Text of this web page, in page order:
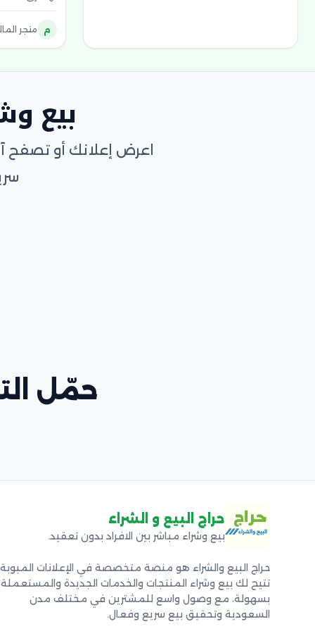
م متجر
بيع
اعرض إعلانك أو تصفح
حمّل
حراج البيع و الشراء
بيع وشراء مباشر بين الافراد بدون تعقيد.
حراج البيع والشراء هو منصة متخصصة في الإعلانات المبوبة
تتيح لك بيع وشراء المنتجات والخدمات الجديدة والمستعملة
بسهولة، مع وصول واسع للمشترين في مختلف مدن
السعودية وتحقيق بيع سريع وفعال.